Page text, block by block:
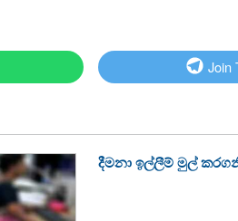
Join
දීමනා ඉල්ලීම් මුල්